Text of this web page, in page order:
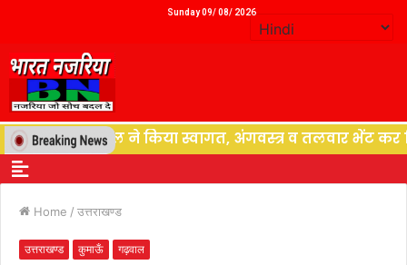
Sunday 09/ 08/ 2026
ने किया स्वागत, अंगवस्त्र व तलवार भेंट कर किया
Home / उत्तराखण्ड
उत्तराखण्ड कुमाऊँ गढ़वाल